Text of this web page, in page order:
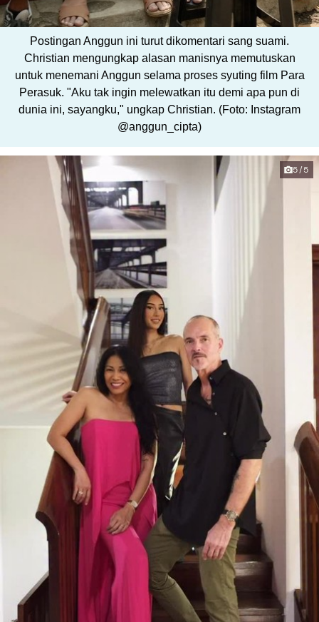
Postingan Anggun ini turut dikomentari sang suami.
Christian mengungkap alasan manisnya memutuskan
untuk menemani Anggun selama proses syuting film Para
Perasuk. "Aku tak ingin melewatkan itu demi apa pun di
dunia ini, sayangku," ungkap Christian. (Foto: Instagram
@anggun_cipta)
5/5